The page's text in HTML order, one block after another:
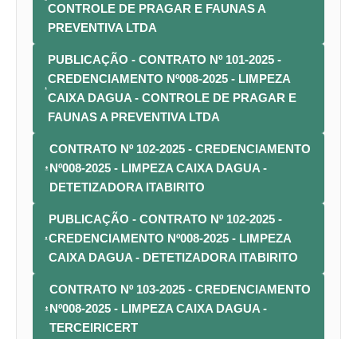
CONTROLE DE PRAGAR E FAUNAS A
PREVENTIVA LTDA
PUBLICAÇÃO - CONTRATO Nº 101-2025 -
CREDENCIAMENTO Nº008-2025 - LIMPEZA
CAIXA DAGUA - CONTROLE DE PRAGAR E
FAUNAS A PREVENTIVA LTDA
CONTRATO Nº 102-2025 - CREDENCIAMENTO
Nº008-2025 - LIMPEZA CAIXA DAGUA -
DETETIZADORA ITABIRITO
PUBLICAÇÃO - CONTRATO Nº 102-2025 -
CREDENCIAMENTO Nº008-2025 - LIMPEZA
CAIXA DAGUA - DETETIZADORA ITABIRITO
CONTRATO Nº 103-2025 - CREDENCIAMENTO
Nº008-2025 - LIMPEZA CAIXA DAGUA -
TERCEIRICERT